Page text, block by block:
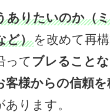
ありたいのか（
ど）を改めて再
って ブレること
客様からの信頼
あります。